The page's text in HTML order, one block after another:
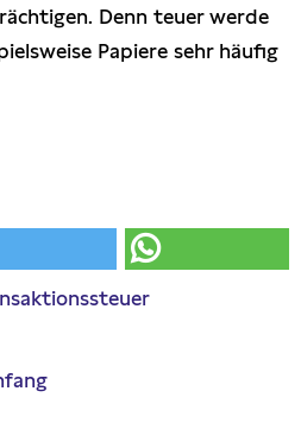
Denn teuer werde
Papiere sehr häufig